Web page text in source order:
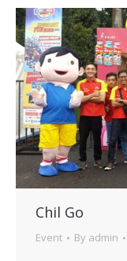
Chil Go
Event By admin